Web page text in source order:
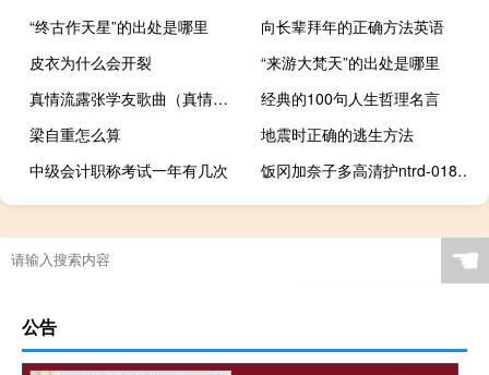
“终古作天星”的出处是哪里
向长辈拜年的正确方法英语
皮衣为什么会开裂
“来游大梵天”的出处是哪里
真情流露张学友歌曲（真情流露）
经典的100句人生哲理名言
梁自重怎么算
地震时正确的逃生方法
中级会计职称考试一年有几次
饭冈加奈子多高清护ntrd-018（饭冈加奈子多高）
☚
公告